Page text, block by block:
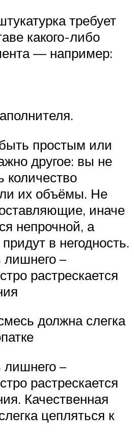
требует
какого-либо
— например:
простым или
другое: вы не
их объёмы. Не
иначе
непрочной, а
в негодность.
лишнего –
растрескается
должна слегка
лишнего –
растрескается
Качественная
цепляться к